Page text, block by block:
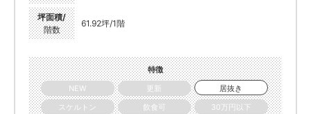
坪面積/
階数
61.92坪/1階
特徴
NEW
更新
居抜き
スケルトン
飲食可
30万円以下